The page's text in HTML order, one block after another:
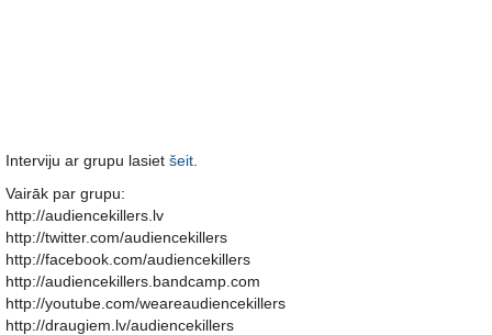
Interviju ar grupu lasiet šeit
Vairāk par grupu:
http://audiencekillers.lv
http://twitter.com/audiencekillers
http://facebook.com/audiencekillers
http://audiencekillers.bandcamp.com
http://youtube.com/weareaudiencekillers
http://draugiem.lv/audiencekillers